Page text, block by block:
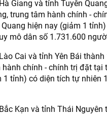
Giang và tỉnh Tuyên
trung tâm hành chính -
hiện nay (giảm 1
mô dân số 1.731.600
Cai và tỉnh Yên Bái
chính - chính trị đặt tại
1 tỉnh) có diện tích tự nhiên
Kạn và tỉnh Thái